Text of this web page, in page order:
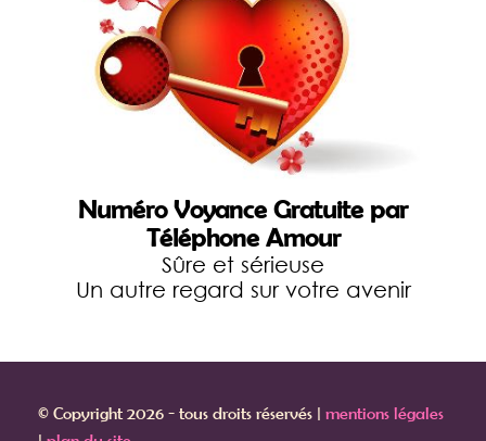
Numéro Voyance Gratuite par
Téléphone Amour
Sûre et sérieuse
Un autre regard sur votre avenir
© Copyright 2026 - tous droits réservés | mentions légales